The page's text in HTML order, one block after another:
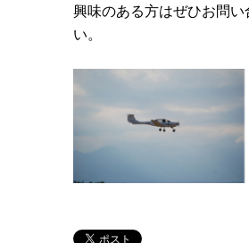
興味のある方はぜひお問い
い。